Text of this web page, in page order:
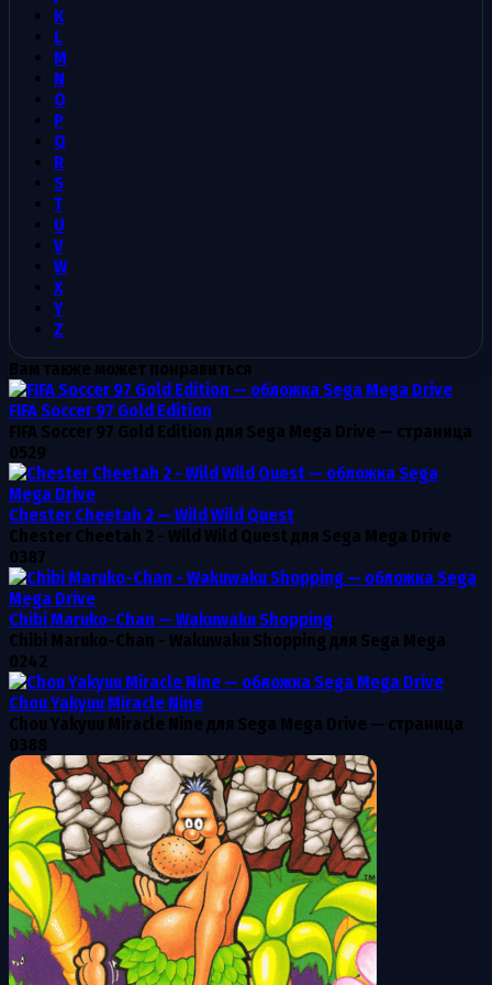
K
L
M
N
O
P
Q
R
S
T
U
V
W
X
Y
Z
Вам также может понравиться
FIFA Soccer 97 Gold Edition
FIFA Soccer 97 Gold Edition для Sega Mega Drive — страница
0529
Chester Cheetah 2 — Wild Wild Quest
Chester Cheetah 2 - Wild Wild Quest для Sega Mega Drive
0387
Chibi Maruko-Chan — Wakuwaku Shopping
Chibi Maruko-Chan - Wakuwaku Shopping для Sega Mega
0242
Chou Yakyuu Miracle Nine
Chou Yakyuu Miracle Nine для Sega Mega Drive — страница
0388